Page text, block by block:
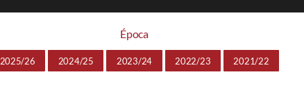
Época
2025/26 2024/25 2023/24 2022/23 2021/22